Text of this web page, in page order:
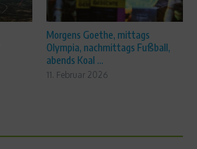
Morgens Goethe, mittags
Olympia, nachmittags Fußball,
abends Koal ...
11. Februar 2026